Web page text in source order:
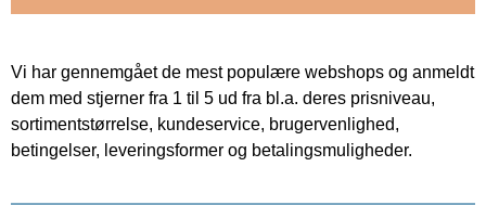
Vi har gennemgået de mest populære webshops og anmeldt
dem med stjerner fra 1 til 5 ud fra bl.a. deres prisniveau,
sortimentstørrelse, kundeservice, brugervenlighed,
betingelser, leveringsformer og betalingsmuligheder.